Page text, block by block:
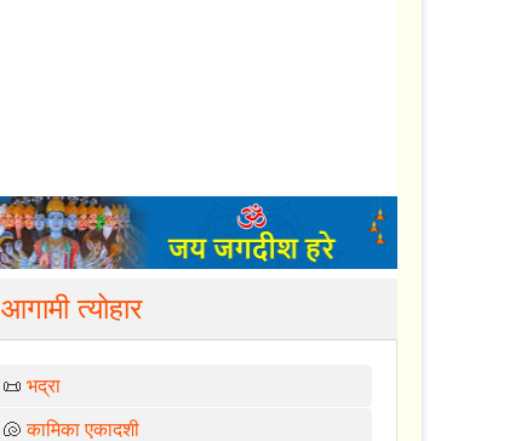
आगामी त्योहार
📜भद्रा
🐚कामिका एकादशी